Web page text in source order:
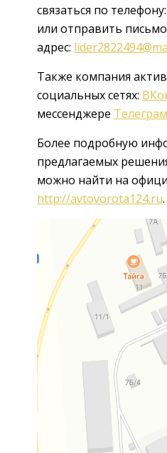
связаться по телефону:
или отправить
адрес:
Также компания
социальных сетях:
мессенджере Телеграм
Более подробную
предлагаемых
можно найти на
http://avtovorota124.ru.